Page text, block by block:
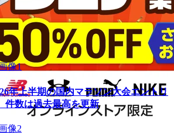
年上半期の国内マラソン大会エントリ
件数は過去最高を更新